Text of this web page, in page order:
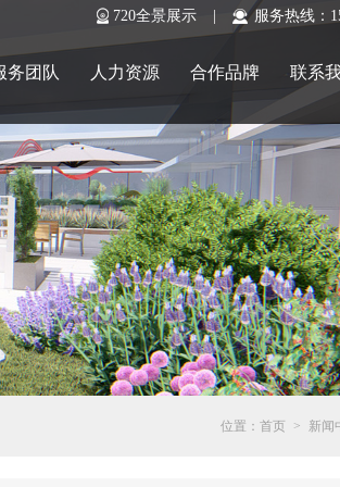
720全景展示 服务热线：
务团队 人力资源 合作品牌 联系
位置：首页 > 新闻